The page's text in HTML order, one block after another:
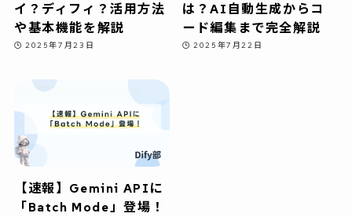
イ？ディフィ？活用方法
や基本機能を解説
2025年7月23日
は？AI自動生成からコ
ード編集まで完全解説
2025年7月22日
【速報】Gemini APIに
「Batch Mode」登場！